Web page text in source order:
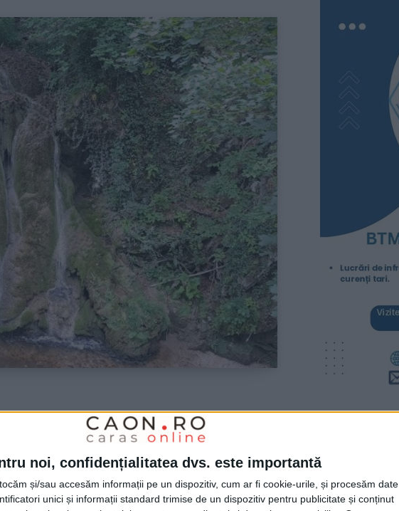
noi, confidențialitatea dvs. este importantă
și/sau accesăm informații pe un dispozitiv, cum ar fi cookie-urile, și procesăm date
unici și informații standard trimise de un dispozitiv pentru publicitate și conținut
și-a revenit după